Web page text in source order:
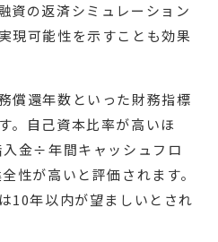
資の返済シミュレーション
現可能性を示すことも効果
償還年数といった財務指標
。自己資本比率が高いほ
金÷年間キャッシュフロ
性が高いと評価されます。
10年以内が望ましいとされ